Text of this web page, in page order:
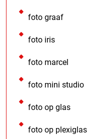
foto graaf
foto iris
foto marcel
foto mini studio
foto op glas
foto op plexiglas